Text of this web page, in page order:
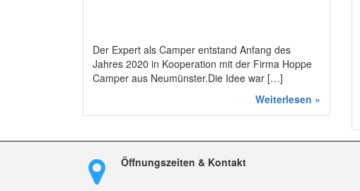
Der Expert als Camper entstand Anfang des
Jahres 2020 in Kooperation mit der Firma Hoppe
Camper aus Neumünster.Die Idee war […]
Weiterlesen »
Öffnungszeiten & Kontakt